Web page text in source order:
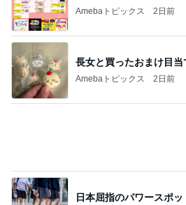
Amebaトピックス 2日前
長女と買ったおまけ目当
Amebaトピックス 2日前
日本屈指のパワースポ